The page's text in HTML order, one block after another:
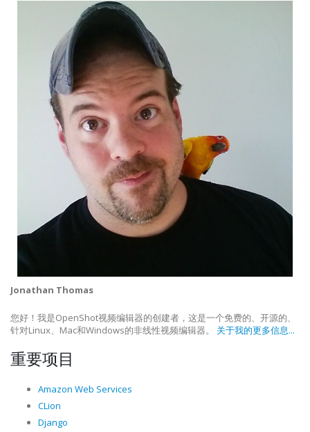
Jonathan Thomas
您好！我是OpenShot视频编辑器的创建者，这是一个免费的、开源的、
针对Linux、Mac和Windows的非线性视频编辑器。 关于我的更多信息...
重要项目
Amazon Web Services
CLion
Django